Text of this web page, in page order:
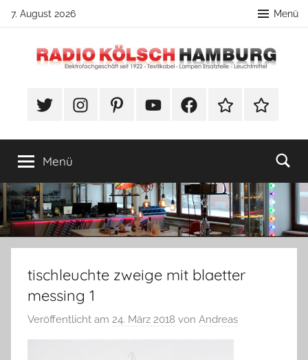
Zum
springen
7. August 2026 Menü
Radio
Hamburg
Lampenbau
#TwitterInstagramPinterestYouTubeFacebookTikTok Webshop
Menü
tischleuchte zweige mit blaetter
messing 1
Veröffentlicht am 24. März 2018 von Andreas